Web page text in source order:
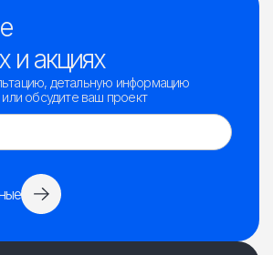
и акциях
детальную информацию
или обсудите ваш проект